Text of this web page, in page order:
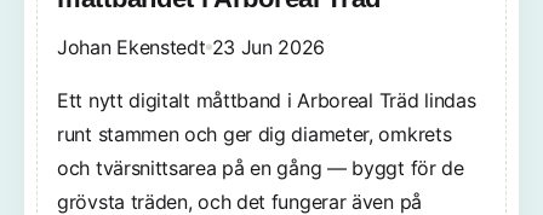
Johan Ekenstedt 23 Jun 2026
Ett nytt digitalt måttband i Arboreal Träd lindas
runt stammen och ger dig diameter, omkrets
och tvärsnittsarea på en gång — byggt för de
grövsta träden, och det fungerar även på